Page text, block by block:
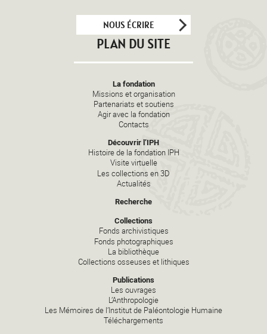
NOUS ÉCRIRE
PLAN DU SITE
La fondation
Missions et organisation
Partenariats et soutiens
Agir avec la fondation
Contacts
Découvrir l’IPH
Histoire de la fondation IPH
Visite virtuelle
Les collections en 3D
Actualités
Recherche
Collections
Fonds archivistiques
Fonds photographiques
La bibliothèque
Collections osseuses et lithiques
Publications
Les ouvrages
L’Anthropologie
Les Mémoires de l’Institut de Paléontologie Humaine
Téléchargements